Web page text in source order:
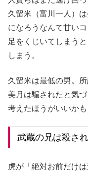
久留米（富川一人）
になろうなんて甘い
足をくじいてしまう
しまう。
久留米は最低の男。
美月は騙されたと気
考えたほうがいいかも
武蔵の兄は殺さ
虎が「絶対お前だけ